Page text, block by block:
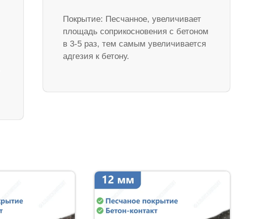
Покрытие: Песчанное, увеличивает
площадь соприкосновения с бетоном
в 3-5 раз, тем самым увеличивается
адгезия к бетону.